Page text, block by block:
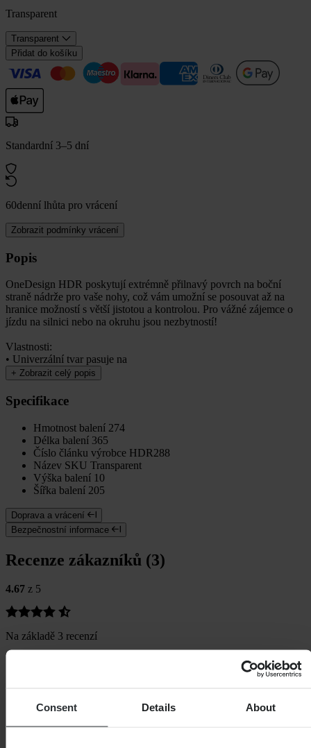
Consent Details About
Transparent
Transparent
Přidat do košíku
Standardní 3–5 dní
60denní lhůta pro vrácení
Zobrazit podmínky vrácení
Popis
OneDesign HDR poskytují extrémně přilnavý povrch na boční
straně nádrže pro vaše nohy, což vám umožní se posouvat až na
hranice možností s větší jistotou a kontrolou. Pro vážné zájemce o
jízdu na silnici nebo na okruhu jsou nezbytností!
Vlastnosti:
• Univerzální tvar pasuje na
+ Zobrazit celý popis
Specifikace
Hmotnost balení 274
Délka balení 365
Číslo článku výrobce HDR288
Název SKU Transparent
Výška balení 10
Šířka balení 205
Doprava a vrácení
Bezpečnostní informace
Recenze zákazníků (3)
4.67 z 5
Na základě 3 recenzí
3